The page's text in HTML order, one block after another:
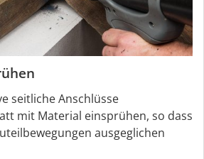
seitliche Anschlüsse
mit Material einsprühen, so dass
ausgeglichen